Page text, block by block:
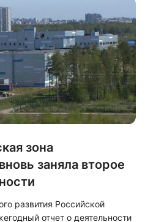
Данное решение получило
Правительственной
которое проходило
председателя
Марата Хуснулли
зона
заняла второе
развития Российской
отчет о деятельности